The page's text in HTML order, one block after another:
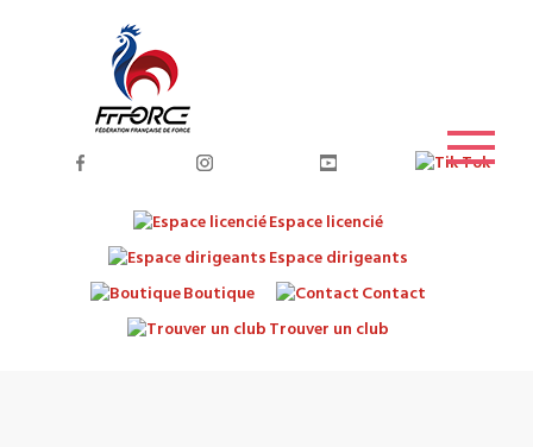
Espace licencié
Espace dirigeants
Boutique
Contact
Trouver un club